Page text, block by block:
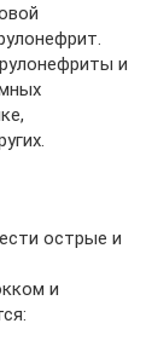
и
острые и
и